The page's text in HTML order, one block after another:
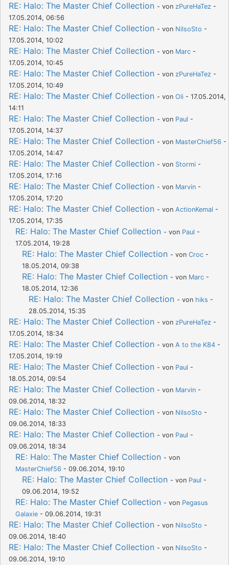
RE: Halo: The Master Chief Collection - von zPureHaTez -
17.05.2014, 06:56
RE: Halo: The Master Chief Collection - von NilsoSto -
17.05.2014, 10:02
RE: Halo: The Master Chief Collection - von Marc -
17.05.2014, 10:45
RE: Halo: The Master Chief Collection - von zPureHaTez -
17.05.2014, 10:49
RE: Halo: The Master Chief Collection - von Oli - 17.05.2014,
14:11
RE: Halo: The Master Chief Collection - von Paul -
17.05.2014, 14:37
RE: Halo: The Master Chief Collection - von MasterChief56 -
17.05.2014, 14:47
RE: Halo: The Master Chief Collection - von Stormi -
17.05.2014, 17:16
RE: Halo: The Master Chief Collection - von Marvin -
17.05.2014, 17:20
RE: Halo: The Master Chief Collection - von ActionKemal -
17.05.2014, 17:35
RE: Halo: The Master Chief Collection - von Paul -
17.05.2014, 19:28
RE: Halo: The Master Chief Collection - von Croc -
18.05.2014, 09:38
RE: Halo: The Master Chief Collection - von Marc -
18.05.2014, 12:36
RE: Halo: The Master Chief Collection - von hiks -
28.05.2014, 15:35
RE: Halo: The Master Chief Collection - von zPureHaTez -
17.05.2014, 18:34
RE: Halo: The Master Chief Collection - von A to the K84 -
17.05.2014, 19:19
RE: Halo: The Master Chief Collection - von Paul -
18.05.2014, 09:54
RE: Halo: The Master Chief Collection - von Marvin -
09.06.2014, 18:32
RE: Halo: The Master Chief Collection - von NilsoSto -
09.06.2014, 18:33
RE: Halo: The Master Chief Collection - von Paul -
09.06.2014, 18:34
RE: Halo: The Master Chief Collection - von
MasterChief56 - 09.06.2014, 19:10
RE: Halo: The Master Chief Collection - von Paul -
09.06.2014, 19:52
RE: Halo: The Master Chief Collection - von Pegasus
Galaxie - 09.06.2014, 19:31
RE: Halo: The Master Chief Collection - von NilsoSto -
09.06.2014, 18:40
RE: Halo: The Master Chief Collection - von NilsoSto -
09.06.2014, 19:10